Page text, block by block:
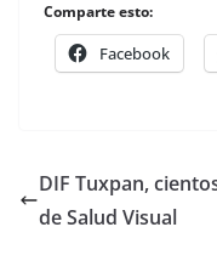
Comparte esto:
Facebook
DIF Tuxpan,
de Salud Visual